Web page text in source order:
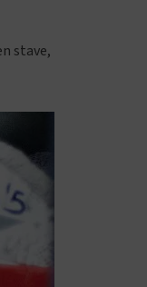
stave,